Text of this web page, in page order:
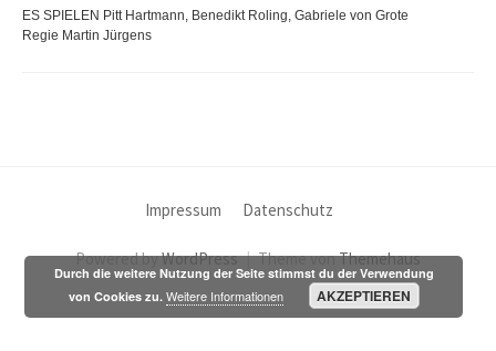
ES SPIELEN Pitt Hartmann, Benedikt Roling, Gabriele von Grote
Regie Martin Jürgens
Impressum Datenschutz
Powered byWordPress | Theme vonThemehaus
Durch die weitere Nutzung der Seite stimmst du der Verwendung
von Cookies zu. Weitere Informationen AKZEPTIEREN